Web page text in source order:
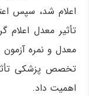
اعلام شد، سپس
تأثیر معدل اعلام
معدل و نمره آزمون
تخصص پزشکی
اهمیت داد.